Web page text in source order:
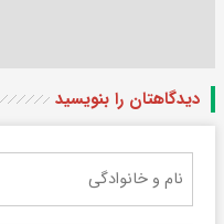
دیدگاهتان را بنویسید